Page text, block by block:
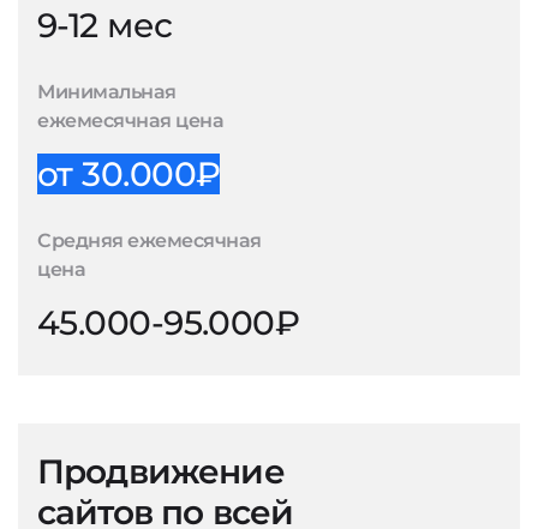
9-12 мес
Минимальная
ежемесячная цена
от 30.000₽
Средняя ежемесячная
цена
45.000-95.000₽
Продвижение
сайтов по всей